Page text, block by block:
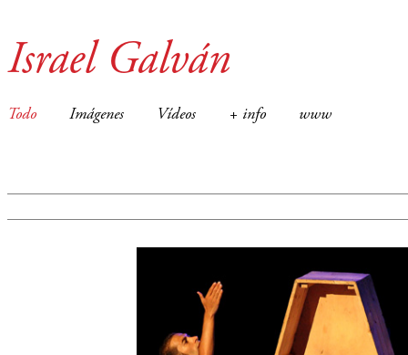
Israel Galván
Todo Imágenes Vídeos + info www